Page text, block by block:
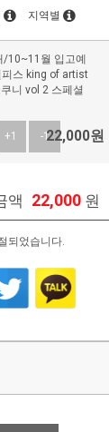
지역별
/10~11월 입고예
피스 king of artist
니 vol 2 스페셜
+1 -122,000원
액 22,000 원
되었습니다.